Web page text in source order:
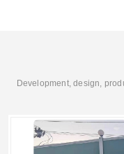
Development, design,